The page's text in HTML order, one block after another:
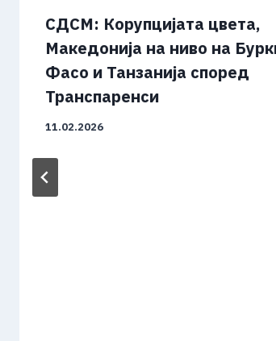
СДСМ: Корупцијата цвета,
Македонија на ниво на
Фасо и Танзанија според
Транспаренси
11.02.2026